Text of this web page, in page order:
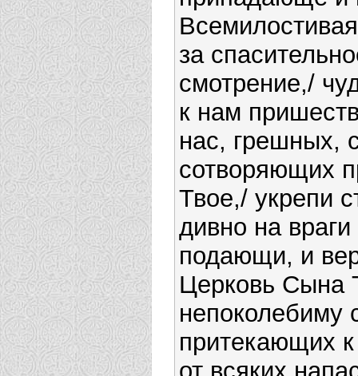
за
смотрение,/
к нам
нас, грешных,
сотворяющих
Твое,/ укрепи
дивно на
подающи, и
Церковь Сына
непоколебиму
притекающих